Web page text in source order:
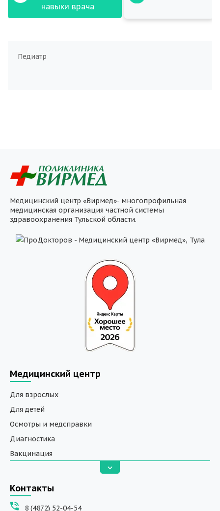
навыки врача
Педиатр
Медицинский центр «Вирмед»- многопрофильная
медицинская организация частной системы
здравоохранения Тульской области.
Медицинский центр
Для взрослых
Для детей
Осмотры и медсправки
Диагностика
Вакцинация
Вызов на дом
ДНК исследования
Контакты
8 (4872) 52-04-54